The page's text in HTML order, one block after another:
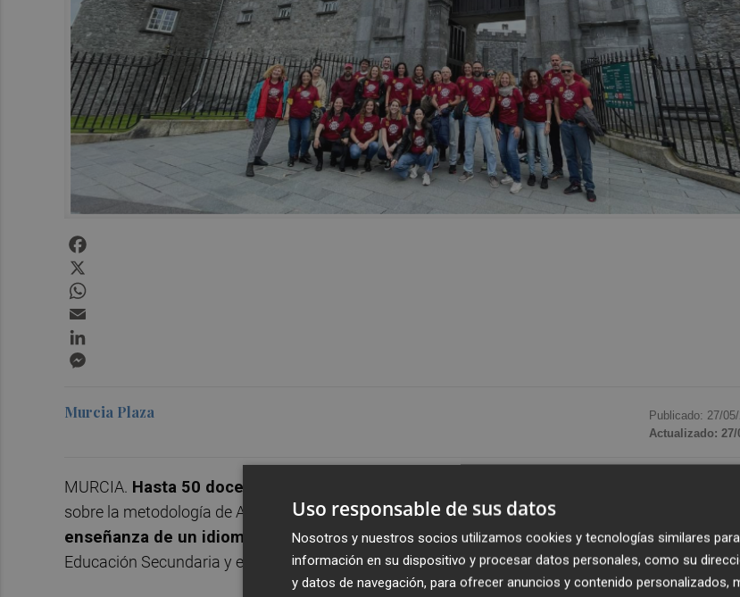
Murcia Plaza Publicado: 27/05/
Actualizado: 27/
MURCIA. Hasta 50 docentes de la Región de Murcia han acudido a Irlanda
sobre la metodología de Aprendizaje Integrado de Contenidos y Lenguas Extranjeras (Aicle), para
enseñanza de un idioma a través de otras asignaturas. Todos los participantes son
Educación Secundaria y están adscritos a 36 centros educativos de la Región.
Uso responsable de sus datos
Nosotros y nuestros socios utilizamos cookies y tecnologías similares
información en su dispositivo y procesar datos personales, como su
y datos de navegación, para ofrecer anuncios y contenido personalizados,